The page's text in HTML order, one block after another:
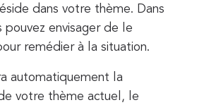
dans votre thème. Dans
pouvez envisager de le
remédier à la situation.
automatiquement la
votre thème actuel, le